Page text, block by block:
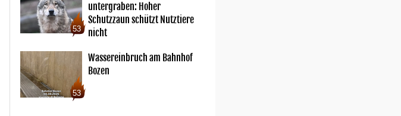
53
untergraben: Hoher
Schutzzaun schützt Nutztiere
nicht
53
Wassereinbruch am Bahnhof
Bozen